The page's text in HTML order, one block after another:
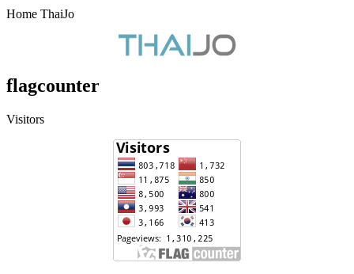
Home ThaiJo
flagcounter
Visitors